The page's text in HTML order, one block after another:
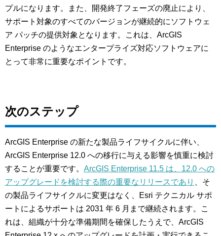
プルになります。また、開発終了フェーズの廃止により、
サポート対象のすべてのバージョンが継続的にソフトウェ
ア パッチの提供対象となります。これは、ArcGIS
Enterprise のようなエンタープライズ対応ソフトウェアに
とって非常に重要なポイントです。
次のステップ
ArcGIS Enterprise の新たな製品ライフサイクルに伴い、
ArcGIS Enterprise 12.0 への移行に与える影響を慎重に検討
することが重要です。 ArcGIS Enterprise 11.5 は、12.0 への
アップグレードを検討する際の重要なリリースであり
、そ
の製品ライフサイクルに変更はなく、Esri テクニカル サポ
ートによるサポートは 2031 年 6 月まで継続されます。こ
れは、組織が十分な準備期間を確保したうえで、ArcGIS